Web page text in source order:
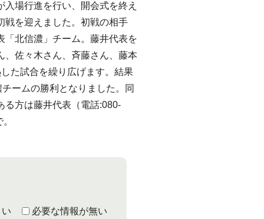
場行進を行い、開会式を終え
戦を迎えました。初戦の相手
「北信濃」チーム。藤井代表を
、佐々木さん、斉藤さん、藤本
た試合を繰り広げます。結果
ームの勝利となりました。同
る方は藤井代表（電話:080-
必要な情報が無い